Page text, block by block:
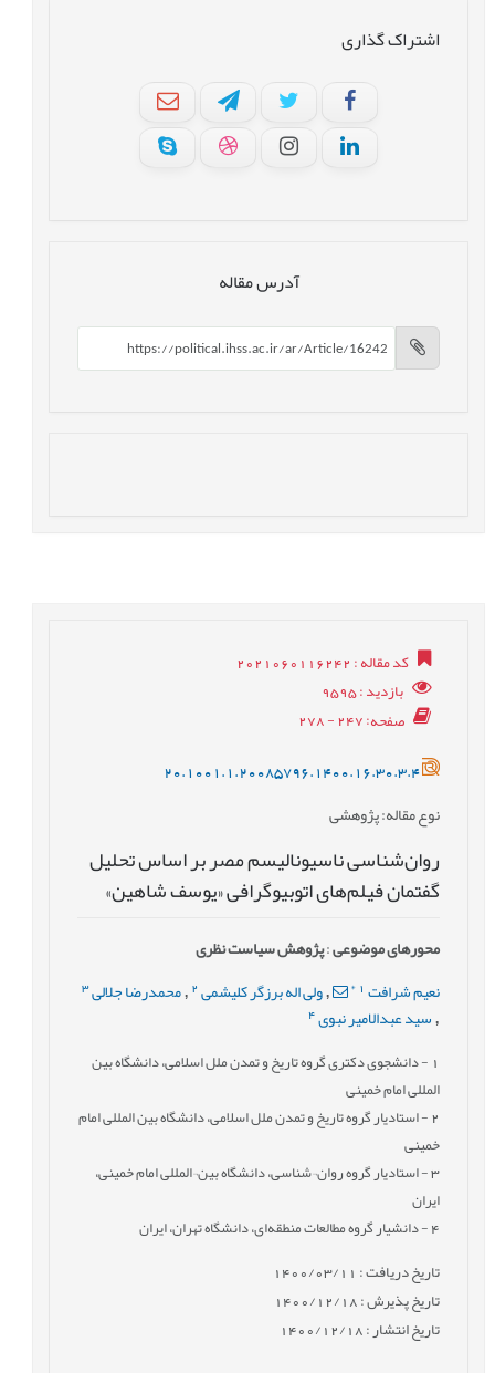
اشتراک گذاری
آدرس مقاله
کد مقاله: 2021060116242
بازدید: 9595
صفحه: 247 - 278
20.1001.1.20085796.1400.16.30.3.4
نوع مقاله: پژوهشی
روان‌شناسی ناسیونالیسم مصر بر اساس تحلیل
گفتمان فیلم‌های اتوبیوگرافی «یوسف شاهین»
محورهای موضوعی:پژوهش سیاست نظری
نعیم شرافت1
*
,ولی اله برزگر کلیشمی 2
, محمدرضا جلالی 3
سید عبدالامیر نبوی 4
- دانشجوی دکتری گروه تاریخ و تمدن ملل اسلامی، دانشگاه بین
المللی امام خمینی
2- استادیار گروه تاریخ و تمدن ملل اسلامی، دانشگاه بین المللی امام
خمینی
3- استادیار گروه روان¬شناسی، دانشگاه بین¬المللی امام خمینی،
ایران
4- دانشیار گروه مطالعات منطقه‌ای، دانشگاه تهران، ایران
تاریخ دریافت : 1400/03/11
تاریخ پذیرش : 1400/12/18
تاریخ انتشار : 1400/12/18